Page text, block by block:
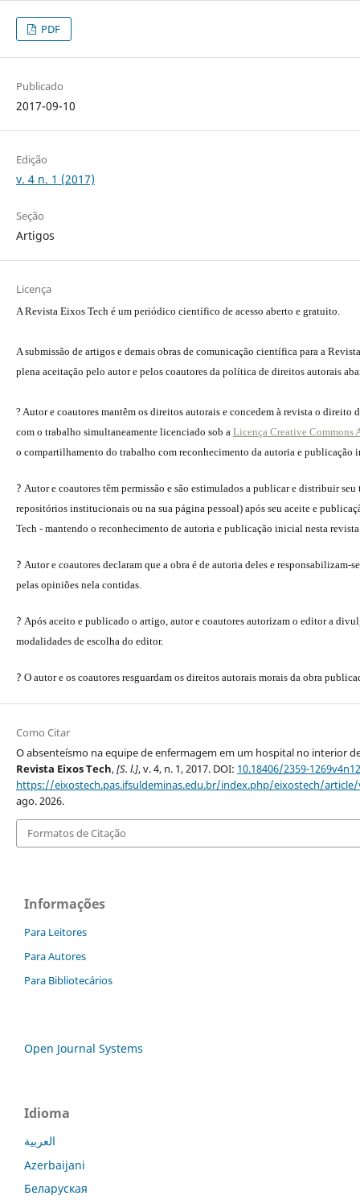
PDF
Publicado
2017-09-10
Edição
v. 4 n. 1 (2017)
Seção
Artigos
Licença
A Revista Eixos Tech é um periódico científico de acesso aberto e gratuito.
A submissão de artigos e demais obras de comunicação científica para a
plena aceitação pelo autor e pelos coautores da política de direitos autorais
? Autor e coautores mantêm os direitos autorais e concedem à revista o direito
com o trabalho simultaneamente licenciado sob a Licença Creative Commons
o compartilhamento do trabalho com reconhecimento da autoria e publicação
? Autor e coautores têm permissão e são estimulados a publicar e distribuir
repositórios institucionais ou na sua página pessoal) após seu aceite e
Tech - mantendo o reconhecimento de autoria e publicação inicial nesta
? Autor e coautores declaram que a obra é de autoria deles e responsabilizam-
pelas opiniões nela contidas.
? Após aceito e publicado o artigo, autor e coautores autorizam o editor a
modalidades de escolha do editor.
? O autor e os coautores resguardam os direitos autorais morais da obra
Como Citar
O absenteísmo na equipe de enfermagem em um hospital no interior
Revista Eixos Tech,[S. l.], v. 4, n. 1, 2017. DOI: 10.18406/2359-
https://eixostech.pas.ifsuldeminas.edu.br/index.php/eixostech/
ago. 2026.
Formatos de Citação
Informações
Para Leitores
Para Autores
Para Bibliotecários
Open Journal Systems
Idioma
العربية
Azerbaijani
Беларуская